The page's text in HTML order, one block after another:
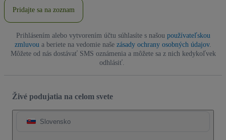
Pridajte sa na zoznam
Prihlásením alebo vytvorením účtu súhlasíte s našou používateľskou
zmluvou a beriete na vedomie naše zásady ochrany osobných údajov.
Môžete od nás dostávať SMS oznámenia a môžete sa z nich kedykoľvek
odhlásiť.
Živé podujatia na celom svete
Slovensko